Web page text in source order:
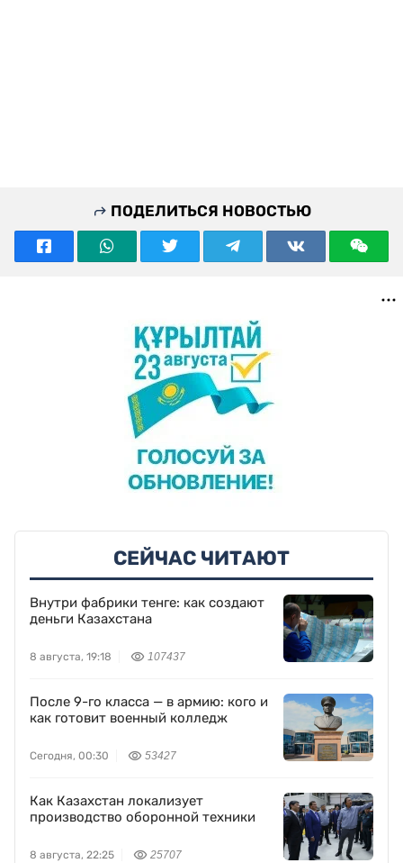
ПОДЕЛИТЬСЯ НОВОСТЬЮ
СЕЙЧАС ЧИТАЮТ
Внутри фабрики тенге: как создают
деньги Казахстана
8 августа, 19:18 107437
После 9-го класса — в армию: кого и
как готовит военный колледж
Сегодня, 00:30 53427
Как Казахстан локализует
производство оборонной техники
8 августа, 22:25 25707